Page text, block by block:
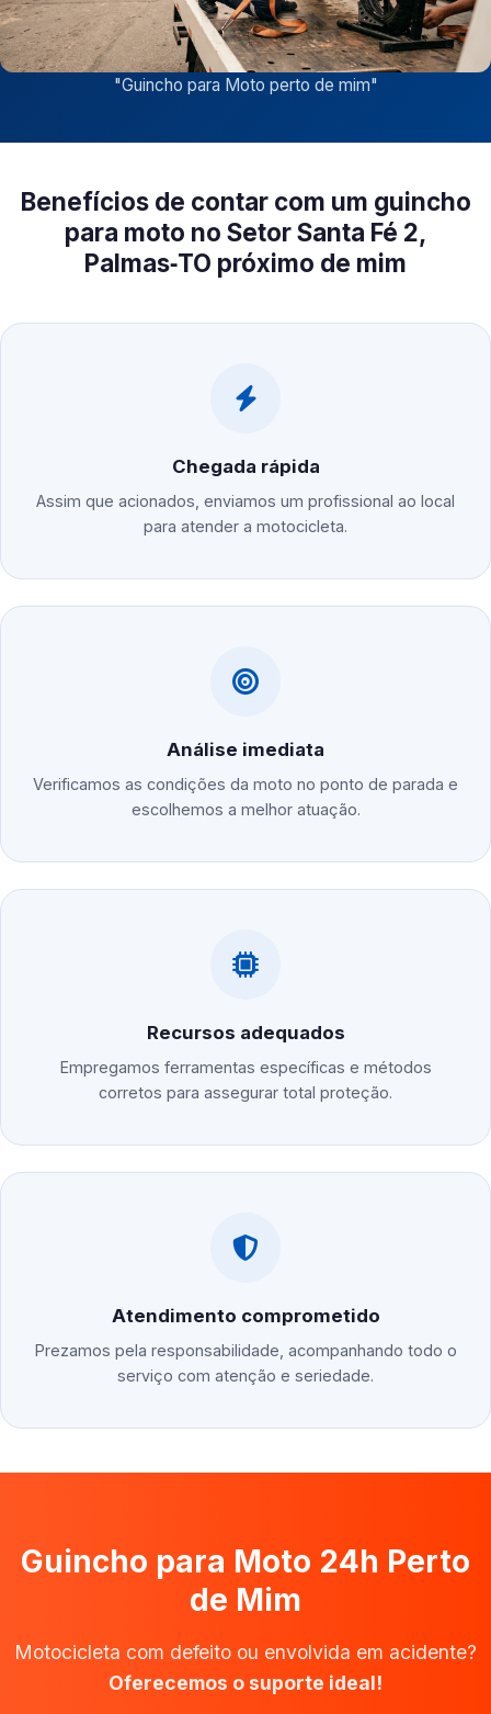
"Guincho para Moto perto de mim"
Benefícios de contar com um guincho
para moto no Setor Santa Fé 2,
Palmas‑TO próximo de mim
Chegada rápida
Assim que acionados, enviamos um profissional ao local
para atender a motocicleta.
Análise imediata
Verificamos as condições da moto no ponto de parada e
escolhemos a melhor atuação.
Recursos adequados
Empregamos ferramentas específicas e métodos
corretos para assegurar total proteção.
Atendimento comprometido
Prezamos pela responsabilidade, acompanhando todo o
serviço com atenção e seriedade.
Guincho para Moto 24h Perto
de Mim
Motocicleta com defeito ou envolvida em acidente?
Oferecemos o suporte ideal!